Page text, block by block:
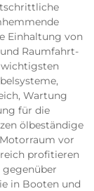
Einhaltung von
Raumfahrt-
wichtigsten
Wartung
für die
ölbeständige
vor
profitieren
in Booten und